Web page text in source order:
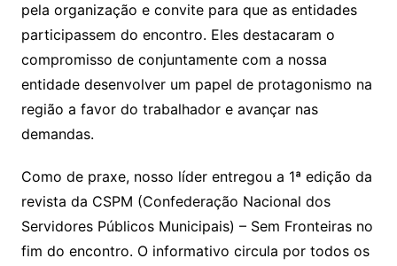
pela organização e convite para que as entidades
participassem do encontro. Eles destacaram o
compromisso de conjuntamente com a nossa
entidade desenvolver um papel de protagonismo na
região a favor do trabalhador e avançar nas
demandas.
Como de praxe, nosso líder entregou a 1ª edição da
revista da CSPM (Confederação Nacional dos
Servidores Públicos Municipais) – Sem Fronteiras no
fim do encontro. O informativo circula por todos os